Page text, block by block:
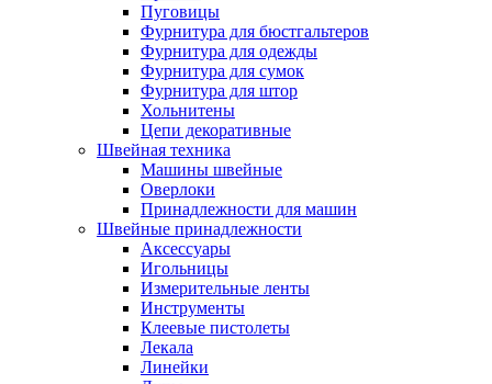
Пуговицы
Фурнитура для бюстгальтеров
Фурнитура для одежды
Фурнитура для сумок
Фурнитура для штор
Хольнитены
Цепи декоративные
Швейная техника
Машины швейные
Оверлоки
Принадлежности для машин
Швейные принадлежности
Аксессуары
Игольницы
Измерительные ленты
Инструменты
Клеевые пистолеты
Лекала
Линейки